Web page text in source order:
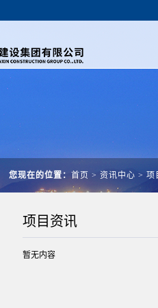
您现在的位置： 首页 > 资讯中心 > 项
项目资讯
暂无内容